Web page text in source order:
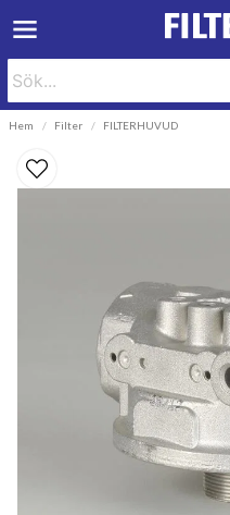
Hem Filter FILTERHUVUD